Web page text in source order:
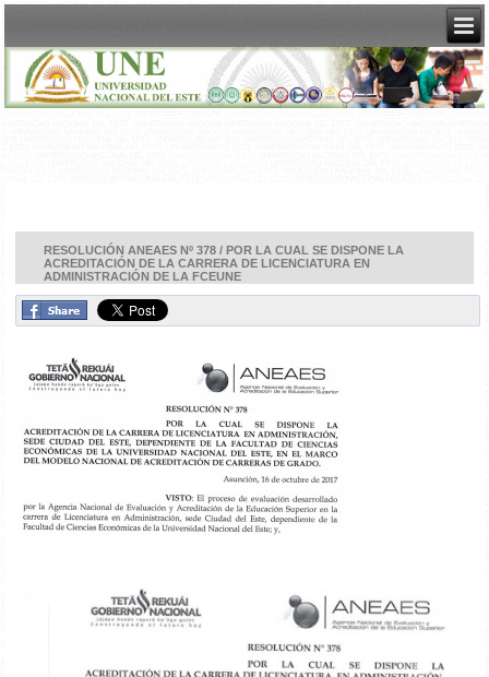
RESOLUCIÓN ANEAES Nº 378 / POR LA CUAL SE DISPONE LA
ACREDITACIÓN DE LA CARRERA DE LICENCIATURA EN
ADMINISTRACIÓN DE LA FCEUNE